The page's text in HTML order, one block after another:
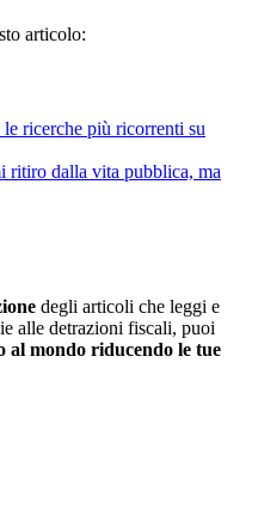
articolo:
ricerche più ricorrenti su
ritiro dalla vita pubblica, ma
degli articoli che leggi e
alle detrazioni fiscali, puoi
al mondo riducendo le tue